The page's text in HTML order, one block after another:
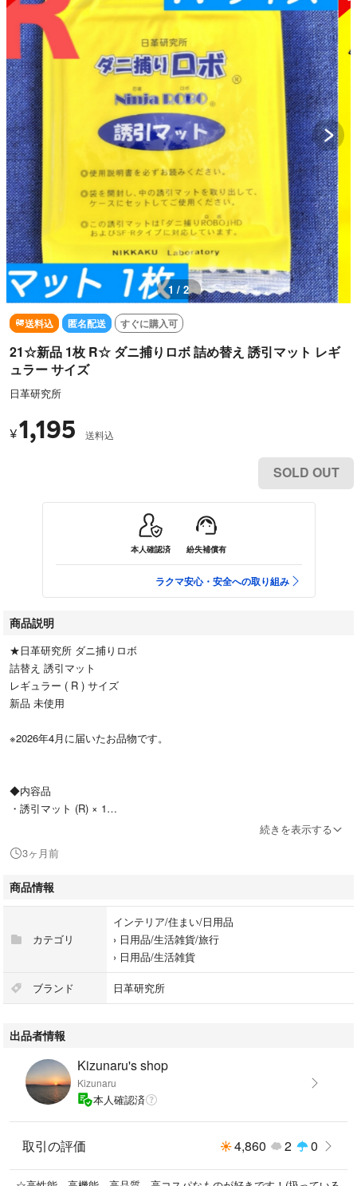
1 / 2
送料込 匿名配送 すぐに購入可
21☆新品 1枚 R☆ ダニ捕りロボ 詰め替え 誘引マット レギ
ュラー サイズ
日革研究所
¥1,195 送料込
SOLD OUT
本人確認済 紛失補償有
ラクマ安心・安全への取り組み
商品説明
★日革研究所 ダニ捕りロボ
詰替え 誘引マット
レギュラー ( R ) サイズ
新品 未使用
※2026年4月に届いたお品物です。
◆内容品
・誘引マット (R) × 1
※ケースは付きません。
・Rサイズ：約10cm × 約10cm
・効果期間：開封後→約3ヶ月
・有効面積：約1平方メートル
◆その他
・お値下げを承っておりません。
・簡易包装となります。
・匿名、追跡可のメール便で発送します。
※出品内容は変更・追加できますのでご相談ください。また、おまとめの
続きを表示する
3ヶ月前
商品情報
カテゴリ
インテリア/住まい/日用品
› 日用品/生活雑貨/旅行
› 日用品/生活雑貨
ブランド 日革研究所
出品者情報
Kizunaru's shop
Kizunaru
本人確認済
取引の評価 4,860 2 0